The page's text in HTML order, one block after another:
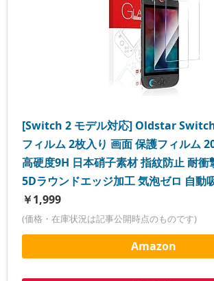
[Switch 2 モデル対応] Oldstar
フィルム 2枚入り 画面 保護フィルム
高硬度9H 日本硝子素材 指紋防止 耐衝
5Dラウンドエッジ加工 気泡ゼロ 自動
￥1,999
(価格・在庫状況は記事公開時点のものです)
Amazon